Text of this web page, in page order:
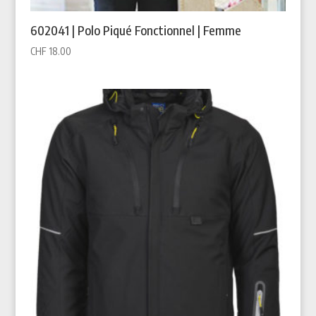
602041 | Polo Piqué Fonctionnel | Femme
CHF18.00